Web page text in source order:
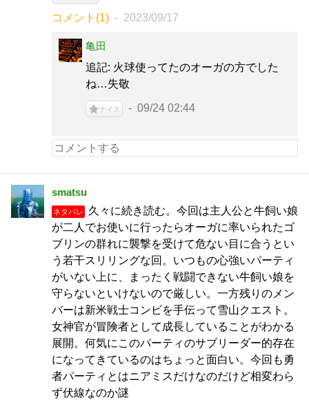
コメント(1) 2023/09/17
亀田
追記: 火球使ってたのオーガの方でした
ね…失敬
ナイス 09/24 02:44
smatsu
ネタバレ
久々に続き読む。今回は主人公と牛飼い娘
が二人でお使いに行ったらオーガに率いられたゴ
ブリンの群れに襲撃を受けて危ない目に合うとい
う若干スリリングな回。いつもの心強いパーティ
がいない上に、まったく戦闘できない牛飼い娘を
守らないといけないので厳しい。一方残りのメン
バーは新米戦士コンビを手伝って雪山クエスト。
女神官が冒険者として成長していることがわかる
展開。何気にこのパーティのサブリーダー的存在
になってきているのはちょっと面白い。今回も勇
者パーティとはニアミスだけなのだけど相変わら
ず伏線なのか謎